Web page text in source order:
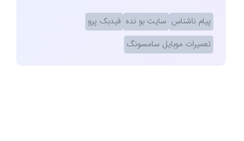
پیام ناشناس سایت بو نده فیدبک پرو
تعمیرات موبایل سامسونگ